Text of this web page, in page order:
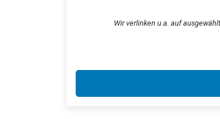
Wir verlinken u.a. auf